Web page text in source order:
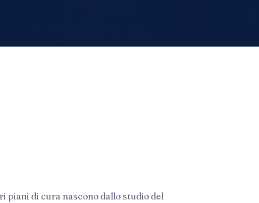
piani di cura nascono dallo studio del